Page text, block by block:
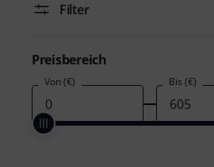
Filter
Preisbereich
Von (€) Bis (€)